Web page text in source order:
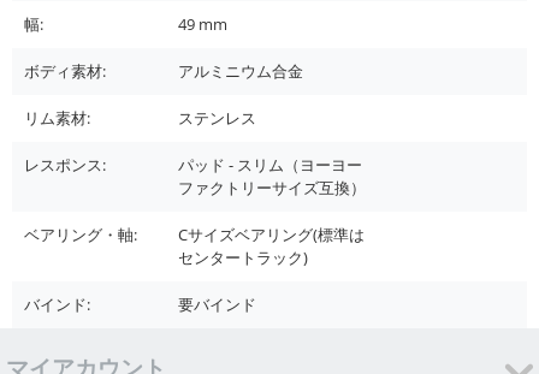
幅: 49 mm
ボディ素材: アルミニウム合金
リム素材: ステンレス
レスポンス:
パッド - スリム（ヨーヨー
ファクトリーサイズ互換）
ベアリング・軸:
Cサイズベアリング(標準は
センタートラック)
バインド: 要バインド
マイアカウント